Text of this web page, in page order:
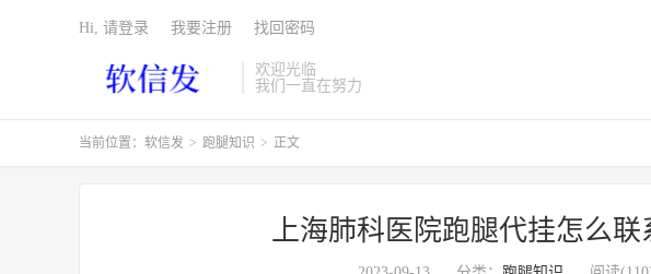
欢迎光临
我们一直在努力
Hi, 请登录 我要注册 找回密码
当前位置： 软信发 > 跑腿知识 > 正文
上海肺科医院跑腿代挂怎么联